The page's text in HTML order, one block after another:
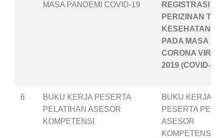
MASA PANDEMI COVID-19
REGISTRASI
PERIZINAN
KESEHATAN
PADA MASA
CORONA
2019 (COVID-
6
BUKU KERJA PESERTA
PELATIHAN ASESOR
KOMPETENSI
BUKU KERJA
PESERTA
ASESOR
KOMPETENSI